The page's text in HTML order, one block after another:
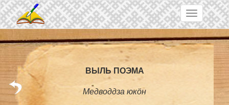
Skip to main content
Toggle
navigation
Медводдза юкӧн